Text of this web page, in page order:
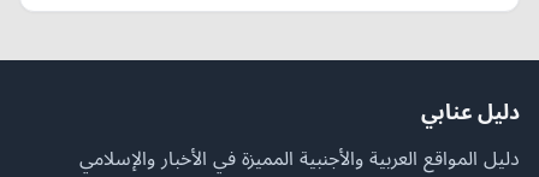
دليل عنابي
دليل المواقع العربية والأجنبية المميزة في الأخبار والإسلامي